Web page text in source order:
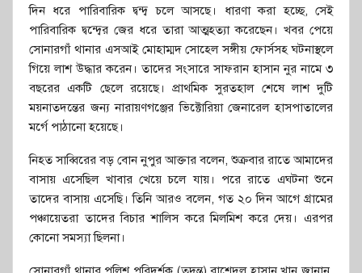
দিন ধরে পারিবারিক দ্বন্দ্ব চলে আসছে। ধারণা করা হচ্ছে, সেই
পারিবারিক দ্বন্দ্বের জের ধরে তারা আত্মহত্যা করেছেন। খবর পেয়ে
সোনারগাঁ থানার এসআই মোহাম্মদ সোহেল সঙ্গীয় ফোর্সসহ ঘটনাস্থলে
গিয়ে লাশ উদ্ধার করেন। তাদের সংসারে সাফরান হাসান নুর নামে ৩
বছরের একটি ছেলে রয়েছে। প্রাথমিক সুরতহাল শেষে লাশ দুটি
ময়নাতদন্তের জন্য নারায়ণগঞ্জের ভিক্টোরিয়া জেনারেল হাসপাতালের
মর্গে পাঠানো হয়েছে।
নিহত সাব্বিরের বড় বোন নুপুর আক্তার বলেন, শুক্রবার রাতে আমাদের
বাসায় এসেছিল খাবার খেয়ে চলে যায়। পরে রাতে এঘটনা শুনে
তাদের বাসায় এসেছি। তিনি আরও বলেন, গত ২০ দিন আগে গ্রামের
পঞ্চায়েতরা তাদের বিচার শালিস করে মিলমিশ করে দেয়। এরপর
কোনো সমস্যা ছিলনা।